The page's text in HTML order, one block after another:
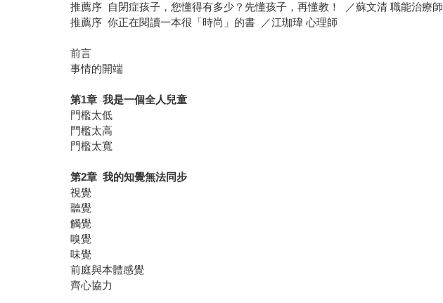
推薦序 自閉症孩子，您懂得有多少？先懂孩子，再懂教！ ／蘇文清 職能治療師
推薦序 你正在閱讀一本很「時尚」的書 ／江珈瑋 心理師
前言
事情的開端
第1章 我是一個全人兒童
門檻太低
門檻太高
門檻太寬
第2章 我的知覺無法同步
視覺
聽覺
觸覺
嗅覺
味覺
前庭與本體感覺
齊心協力